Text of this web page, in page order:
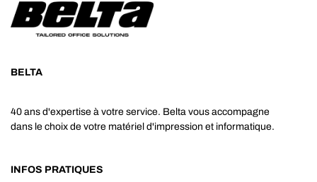
BELTA
40 ans d'expertise à votre service. Belta vous accompagne
dans le choix de votre matériel d'impression et informatique.
INFOS PRATIQUES